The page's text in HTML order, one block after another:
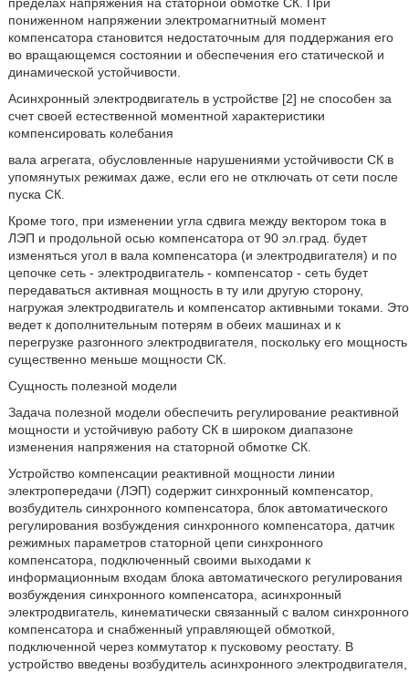
пониженном напряжении электромагнитный момент
компенсатора становится недостаточным для поддержания его
во вращающемся состоянии и обеспечения его статической и
динамической устойчивости.
Асинхронный электродвигатель в устройстве [2] не способен за
счет своей естественной моментной характеристики
компенсировать колебания
вала агрегата, обусловленные нарушениями устойчивости СК в
упомянутых режимах даже, если его не отключать от сети после
пуска СК.
Кроме того, при изменении угла сдвига между вектором тока в
ЛЭП и продольной осью компенсатора от 90 эл.град. будет
изменяться угол в вала компенсатора (и электродвигателя) и по
цепочке сеть - электродвигатель - компенсатор - сеть будет
передаваться активная мощность в ту или другую сторону,
нагружая электродвигатель и компенсатор активными токами. Это
ведет к дополнительным потерям в обеих машинах и к
перегрузке разгонного электродвигателя, поскольку его мощность
существенно меньше мощности СК.
Сущность полезной модели
Задача полезной модели обеспечить регулирование реактивной
мощности и устойчивую работу СК в широком диапазоне
изменения напряжения на статорной обмотке СК.
Устройство компенсации реактивной мощности линии
электропередачи (ЛЭП) содержит синхронный компенсатор,
возбудитель синхронного компенсатора, блок автоматического
регулирования возбуждения синхронного компенсатора, датчик
режимных параметров статорной цепи синхронного
компенсатора, подключенный своими выходами к
информационным входам блока автоматического регулирования
возбуждения синхронного компенсатора, асинхронный
электродвигатель, кинематически связанный с валом синхронного
компенсатора и снабженный управляющей обмоткой,
подключенной через коммутатор к пусковому реостату. В
устройство введены возбудитель асинхронного электродвигателя,